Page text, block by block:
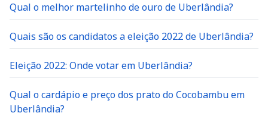
Qual o melhor martelinho de ouro de Uberlândia?
Quais são os candidatos a eleição 2022 de Uberlândia?
Eleição 2022: Onde votar em Uberlândia?
Qual o cardápio e preço dos prato do Cocobambu em
Uberlândia?